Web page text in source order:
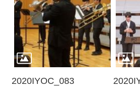
2020IYOC_083